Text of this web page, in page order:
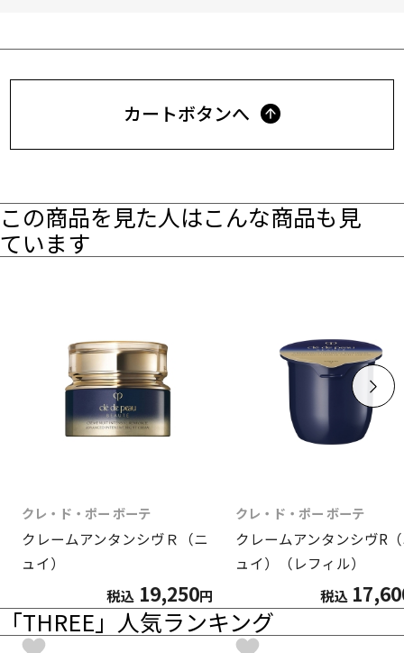
カートボタンへ
この商品を見た人はこんな商品も見
ています
クレ・ド・ポー ボーテ
クレームアンタンシヴＲ（ニ
ュイ）
税込 19,250円
クレ・ド・ポー ボーテ
クレームアンタンシヴR
ュイ）（レフィル）
税込
「THREE」人気ランキング